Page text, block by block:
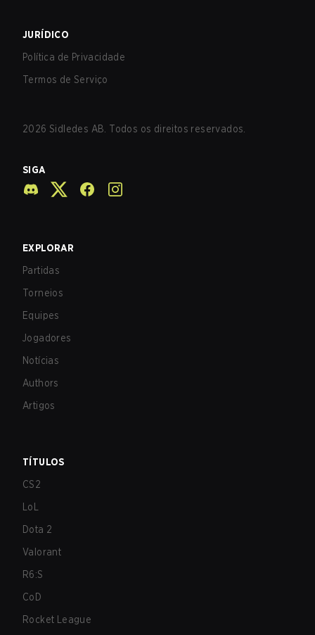
JURÍDICO
Política de Privacidade
Termos de Serviço
2026 Sidledes AB. Todos os direitos reservados.
SIGA
EXPLORAR
Partidas
Torneios
Equipes
Jogadores
Notícias
Authors
Artigos
TÍTULOS
CS2
LoL
Dota 2
Valorant
R6:S
CoD
Rocket League